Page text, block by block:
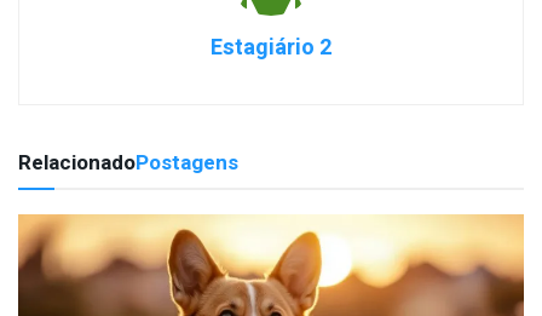
Estagiário 2
RelacionadoPostagens